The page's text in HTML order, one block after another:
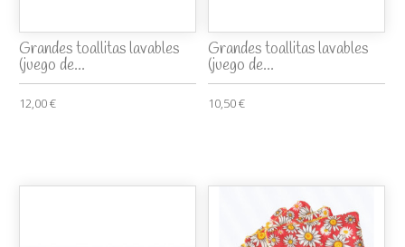
Grandes toallitas lavables
(juego de...
12,00 €
Grandes toallitas lavables
(juego de...
10,50 €